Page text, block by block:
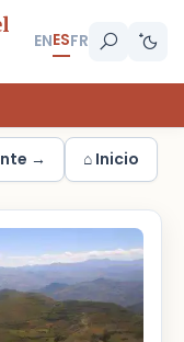
ENESFR
→ ⌂ Inicio